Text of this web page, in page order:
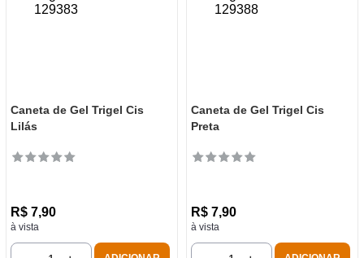
Caneta de Gel Trigel Cis
Lilás
R$ 7,90
à vista
Caneta de Gel Trigel Cis
Preta
R$ 7,90
à vista